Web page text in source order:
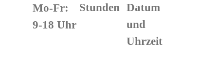
Mo-Fr:
9-18 Uhr
Stunden Datum
und
Uhrzeit